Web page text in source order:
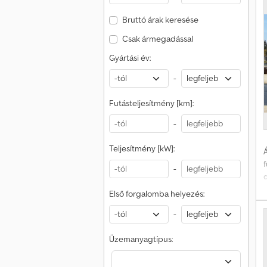
Bruttó árak keresése
Csak ármegadással
Gyártási év:
-
Futásteljesítmény [km]:
-
Teljesítmény [kW]:
-
Első forgalomba helyezés:
-
Üzemanyagtípus: